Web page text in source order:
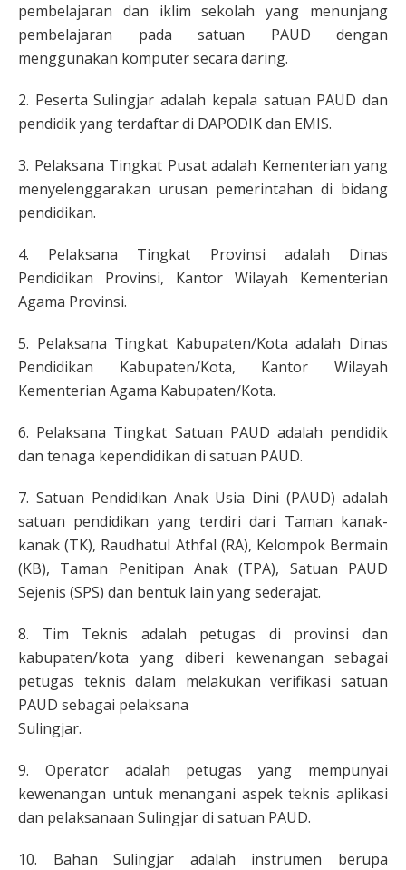
pembelajaran dan iklim sekolah yang menunjang
pembelajaran pada satuan PAUD dengan
menggunakan komputer secara daring.
2. Peserta Sulingjar adalah kepala satuan PAUD dan
pendidik yang terdaftar di DAPODIK dan EMIS.
3. Pelaksana Tingkat Pusat adalah Kementerian yang
menyelenggarakan urusan pemerintahan di bidang
pendidikan.
4. Pelaksana Tingkat Provinsi adalah Dinas
Pendidikan Provinsi, Kantor Wilayah Kementerian
Agama Provinsi.
5. Pelaksana Tingkat Kabupaten/Kota adalah Dinas
Pendidikan Kabupaten/Kota, Kantor Wilayah
Kementerian Agama Kabupaten/Kota.
6. Pelaksana Tingkat Satuan PAUD adalah pendidik
dan tenaga kependidikan di satuan PAUD.
7. Satuan Pendidikan Anak Usia Dini (PAUD) adalah
satuan pendidikan yang terdiri dari Taman kanak-
kanak (TK), Raudhatul Athfal (RA), Kelompok Bermain
(KB), Taman Penitipan Anak (TPA), Satuan PAUD
Sejenis (SPS) dan bentuk lain yang sederajat.
8. Tim Teknis adalah petugas di provinsi dan
kabupaten/kota yang diberi kewenangan sebagai
petugas teknis dalam melakukan verifikasi satuan
PAUD sebagai pelaksana
Sulingjar.
9. Operator adalah petugas yang mempunyai
kewenangan untuk menangani aspek teknis aplikasi
dan pelaksanaan Sulingjar di satuan PAUD.
10. Bahan Sulingjar adalah instrumen berupa